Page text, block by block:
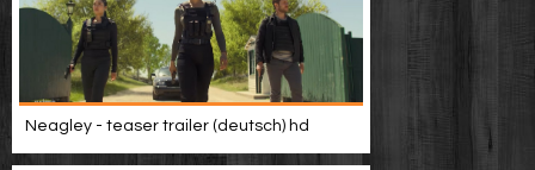
Informationen
Video suchen
Neagley - teaser trailer (deutsch) hd